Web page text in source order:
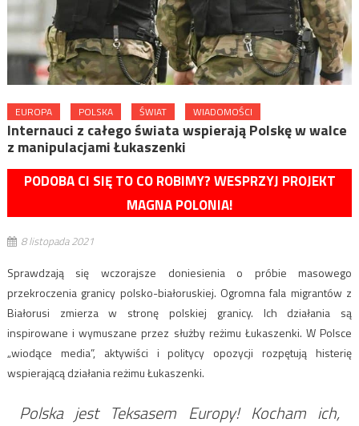
EUROPA POLSKA ŚWIAT WIADOMOŚCI
Internauci z całego świata wspierają Polskę w walce
z manipulacjami Łukaszenki
PODOBA CI SIĘ TO CO ROBIMY? WESPRZYJ PROJEKT
MAGNA POLONIA!
8 listopada 2021
Sprawdzają się wczorajsze doniesienia o próbie masowego
przekroczenia granicy polsko-białoruskiej. Ogromna fala migrantów z
Białorusi zmierza w stronę polskiej granicy. Ich działania są
inspirowane i wymuszane przez służby reżimu Łukaszenki. W Polsce
„wiodące media”, aktywiści i politycy opozycji rozpętują histerię
wspierającą działania reżimu Łukaszenki.
Polska jest Teksasem Europy! Kocham ich,